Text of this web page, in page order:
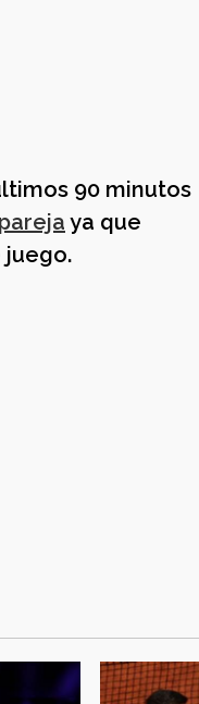
90 minutos
ya que
juego.